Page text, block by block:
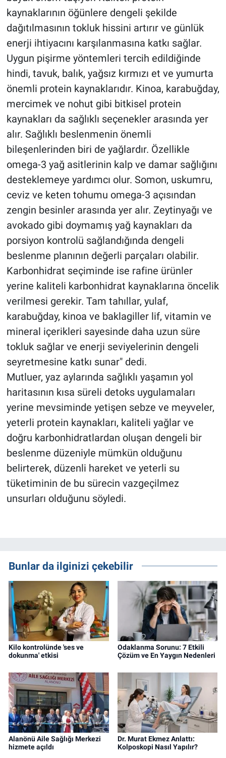
kaynaklarının öğünlere dengeli şekilde
dağıtılmasının tokluk hissini artırır ve günlük
enerji ihtiyacını karşılanmasına katkı sağlar.
Uygun pişirme yöntemleri tercih edildiğinde
hindi, tavuk, balık, yağsız kırmızı et ve yumurta
önemli protein kaynaklarıdır. Kinoa, karabuğday,
mercimek ve nohut gibi bitkisel protein
kaynakları da sağlıklı seçenekler arasında yer
alır. Sağlıklı beslenmenin önemli
bileşenlerinden biri de yağlardır. Özellikle
omega-3 yağ asitlerinin kalp ve damar sağlığını
desteklemeye yardımcı olur. Somon, uskumru,
ceviz ve keten tohumu omega-3 açısından
zengin besinler arasında yer alır. Zeytinyağı ve
avokado gibi doymamış yağ kaynakları da
porsiyon kontrolü sağlandığında dengeli
beslenme planının değerli parçaları olabilir.
Karbonhidrat seçiminde ise rafine ürünler
yerine kaliteli karbonhidrat kaynaklarına öncelik
verilmesi gerekir. Tam tahıllar, yulaf,
karabuğday, kinoa ve baklagiller lif, vitamin ve
mineral içerikleri sayesinde daha uzun süre
tokluk sağlar ve enerji seviyelerinin dengeli
seyretmesine katkı sunar" dedi.
Mutluer, yaz aylarında sağlıklı yaşamın yol
haritasının kısa süreli detoks uygulamaları
yerine mevsiminde yetişen sebze ve meyveler,
yeterli protein kaynakları, kaliteli yağlar ve
doğru karbonhidratlardan oluşan dengeli bir
beslenme düzeniyle mümkün olduğunu
belirterek, düzenli hareket ve yeterli su
tüketiminin de bu sürecin vazgeçilmez
unsurları olduğunu söyledi.
Bunlar da ilginizi çekebilir
Kilo kontrolünde 'ses ve
dokunma' etkisi
Odaklanma Sorunu: 7 Etkili
Çözüm ve En Yaygın Nedenleri
Alanönü Aile Sağlığı Merkezi
hizmete açıldı
Dr. Murat Ekmez Anlattı:
Kolposkopi Nasıl Yapılır?